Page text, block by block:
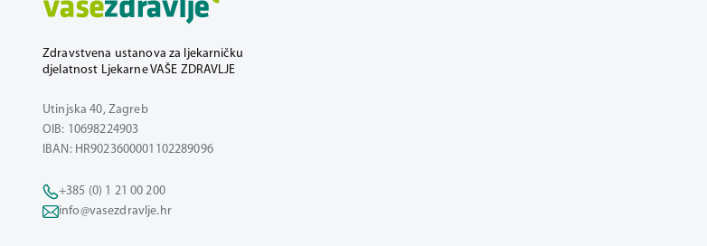
Zdravstvena ustanova za ljekarničku
djelatnost Ljekarne VAŠE ZDRAVLJE
Utinjska 40, Zagreb
OIB: 10698224903
IBAN: HR9023600001102289096
+385 (0) 1 21 00 200
info@vasezdravlje.hr